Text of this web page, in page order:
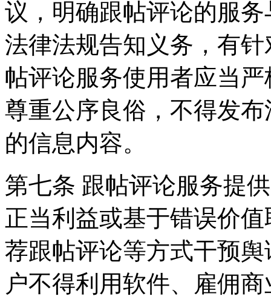
议，明确跟帖评论的服
法律法规告知义务，有
帖评论服务使用者应当
尊重公序良俗，不得发
的信息内容。
第七条 跟帖评论服务提
正当利益或基于错误价
荐跟帖评论等方式干预
户不得利用软件、雇佣